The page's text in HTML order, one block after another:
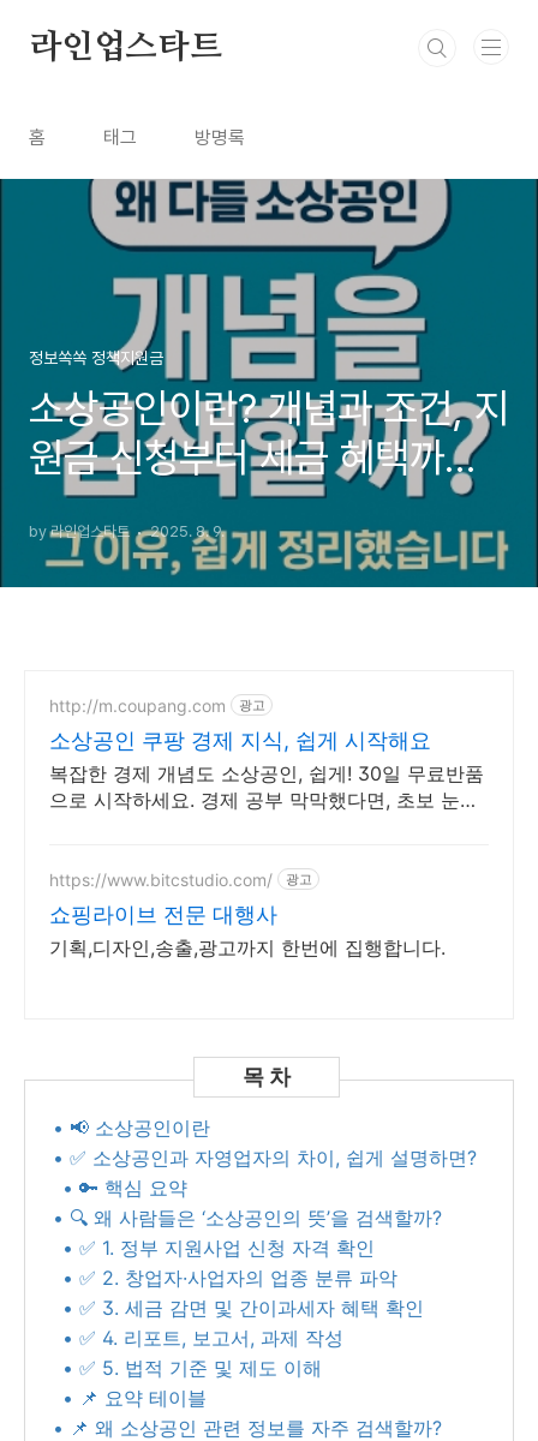
라인업스타트
홈 태그 방명록
정보쏙쏙 정책지원금
소상공인이란? 개념과 조건, 지
원금 신청부터 세금 혜택까지
정리!
by 라인업스타트 2025. 8. 9.
http://m.coupang.com 광고
소상공인 쿠팡 경제 지식, 쉽게 시작해요
복잡한 경제 개념도 소상공인, 쉽게! 30일 무료반품
으로 시작하세요. 경제 공부 막막했다면, 초보 눈높
https://www.bitcstudio.com/ 광고
쇼핑라이브 전문 대행사
기획,디자인,송출,광고까지 한번에 집행합니다.
• 📢 소상공인이란
• ✅ 소상공인과 자영업자의 차이, 쉽게 설명하면?
• 🔑 핵심 요약
• 🔍 왜 사람들은 ‘소상공인의 뜻’을 검색할까?
• ✅ 1. 정부 지원사업 신청 자격 확인
• ✅ 2. 창업자·사업자의 업종 분류 파악
• ✅ 3. 세금 감면 및 간이과세자 혜택 확인
• ✅ 4. 리포트, 보고서, 과제 작성
• ✅ 5. 법적 기준 및 제도 이해
• 📌 요약 테이블
• 📌 왜 소상공인 관련 정보를 자주 검색할까?